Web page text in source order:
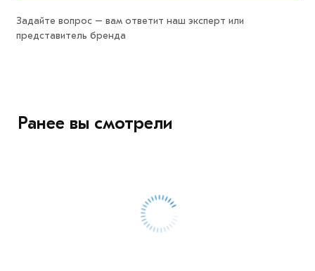
Задайте вопрос – вам ответит наш эксперт или
представитель бренда
Ранее вы смотрели